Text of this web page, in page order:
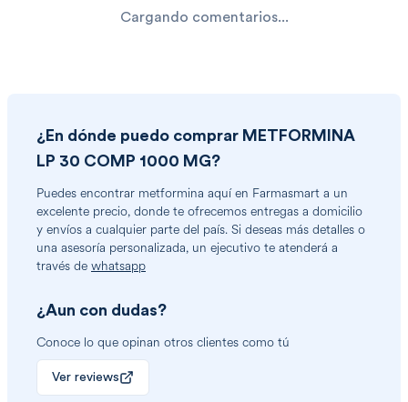
Cargando comentarios...
¿En dónde puedo comprar METFORMINA
LP 30 COMP 1000 MG?
Puedes encontrar metformina aquí en Farmasmart a un
excelente precio, donde te ofrecemos entregas a domicilio
y envíos a cualquier parte del país. Si deseas más detalles o
una asesoría personalizada, un ejecutivo te atenderá a
través de whatsapp
¿Aun con dudas?
Conoce lo que opinan otros clientes como tú
Ver reviews